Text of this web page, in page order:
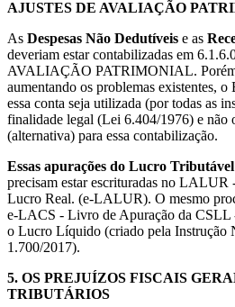
AJUSTES DE AVALIAÇÃO
As Despesas Não Dedutíveis e as
deveriam estar contabilizadas em
AVALIAÇÃO PATRIMONIAL.
aumentando os problemas existentes,
essa conta seja utilizada (por todas as
finalidade legal (Lei 6.404/1976) e não
(alternativa) para essa contabilização.
Essas apurações do Lucro
precisam estar escrituradas no
Lucro Real. (e-LALUR). O mesmo
e-LACS - Livro de Apuração da CSLL
o Lucro Líquido (criado pela Instrução
1.700/2017).
5. OS PREJUÍZOS FISCAIS
TRIBUTÁRIOS